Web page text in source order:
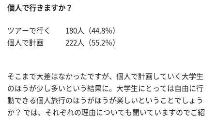
個人で行きますか？
ツアーで行く 180人（44.8％）
個人で計画 222人（55.2％）
そこまで大差はなかったですが、個人で計画していく大学生
のほうが少し多いという結果に。大学生にとっては自由に行
動できる個人旅行のほうがほうが楽しいということでしょう
か？ では、それぞれの理由についても聞いていますのでご紹